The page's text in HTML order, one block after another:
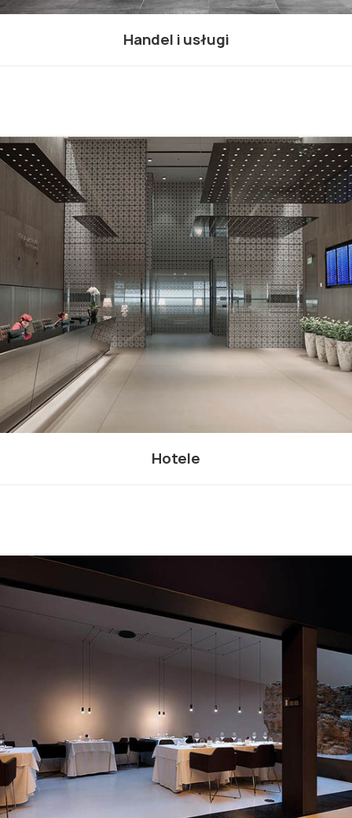
Handel i usługi
Hotele